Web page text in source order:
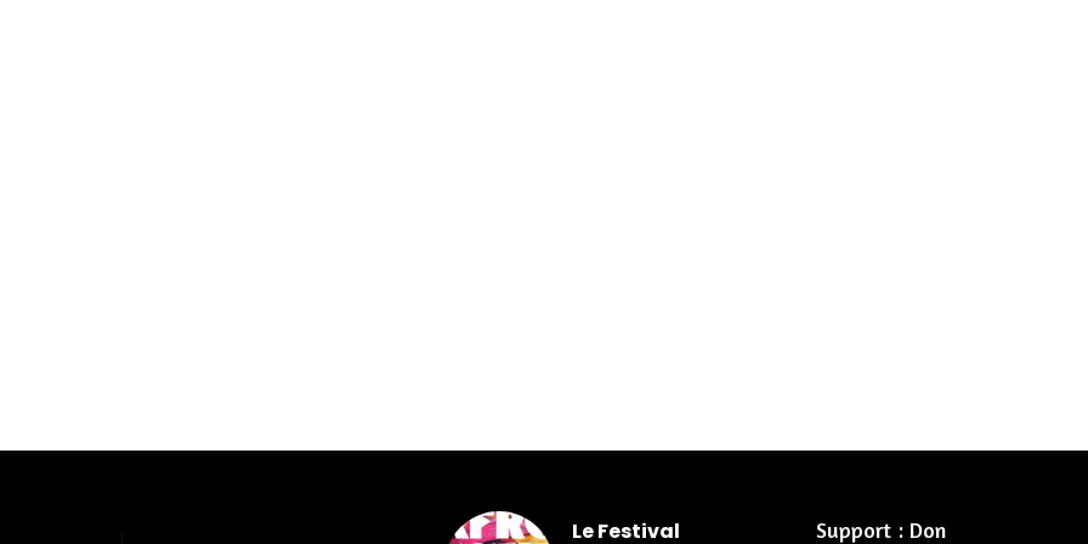
Le Festival Support : Don